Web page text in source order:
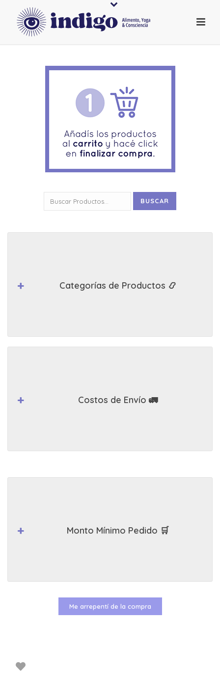
por:
BUSCAR
Categorías de Productos 📿
Costos de Envío 🚛
Monto Mínimo Pedido 🛒
Me arrepentí de la compra